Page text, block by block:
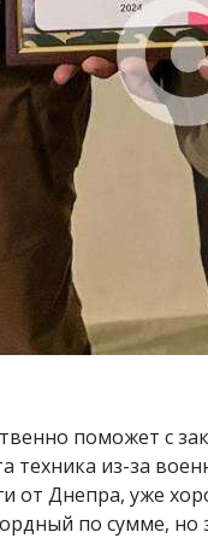
поможет с
техника из-за
от Днепра, уже
по сумме,